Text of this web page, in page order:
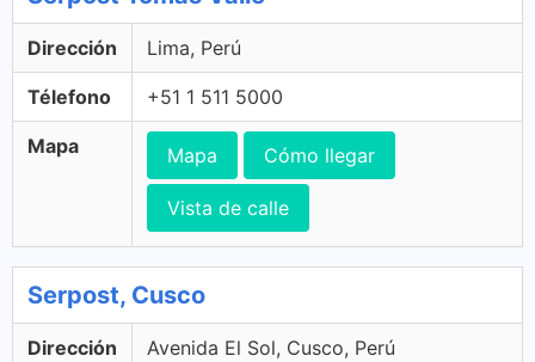
Dirección Lima, Perú
Télefono +51 1 511 5000
Mapa Mapa Cómo llegar
Vista de calle
Serpost, Cusco
Dirección Avenida El Sol, Cusco, Perú